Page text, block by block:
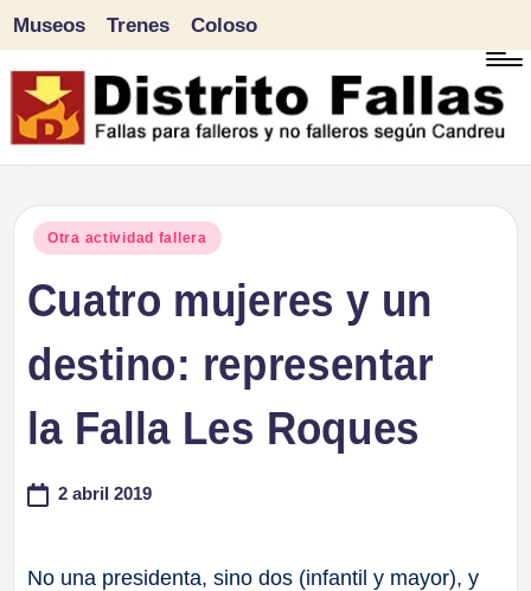
Saltar
al
Museos Trenes Coloso
Publicado
Otra actividad fallera
Cuatro mujeres y un
destino: representar
la Falla Les Roques
2 abril 2019
No una presidenta, sino dos (infantil y mayor), y